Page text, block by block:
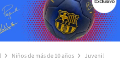
Niños de más de 10 años Juvenil